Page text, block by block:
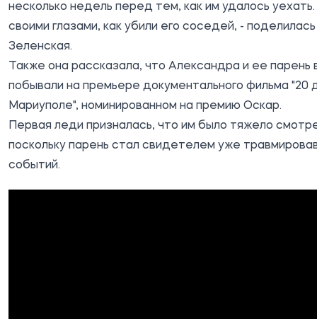
несколько недель перед тем, как им удалось
своими глазами, как убили его соседей, -
Зеленская.
Также она рассказала, что Александра и ее парень
побывали на премьере документального фильма "20
Мариуполе", номинированном на премию Оскар.
Первая леди призналась, что им было тяжело
поскольку парень стал свидетелем уже
событий.